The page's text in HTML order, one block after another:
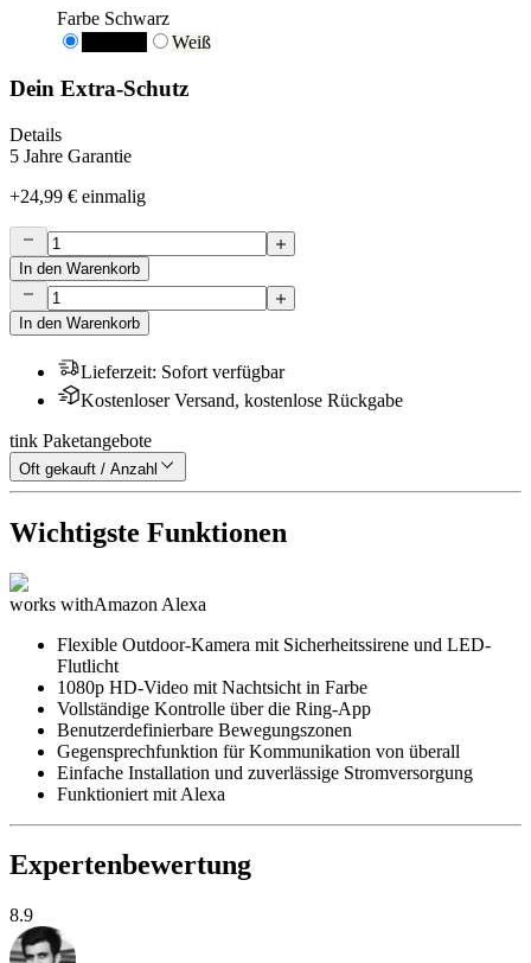
Farbe Schwarz
Weiß
Dein Extra-Schutz
Details
5 Jahre Garantie
+24,99 € einmalig
In den Warenkorb
In den Warenkorb
Lieferzeit: Sofort verfügbar
Kostenloser Versand, kostenlose Rückgabe
tink Paketangebote
Oft gekauft / Anzahl
Wichtigste Funktionen
works withAmazon Alexa
Flexible Outdoor-Kamera mit Sicherheitssirene und LED-
Flutlicht
1080p HD-Video mit Nachtsicht in Farbe
Vollständige Kontrolle über die Ring-App
Benutzerdefinierbare Bewegungszonen
Gegensprechfunktion für Kommunikation von überall
Einfache Installation und zuverlässige Stromversorgung
Funktioniert mit Alexa
Expertenbewertung
8.9